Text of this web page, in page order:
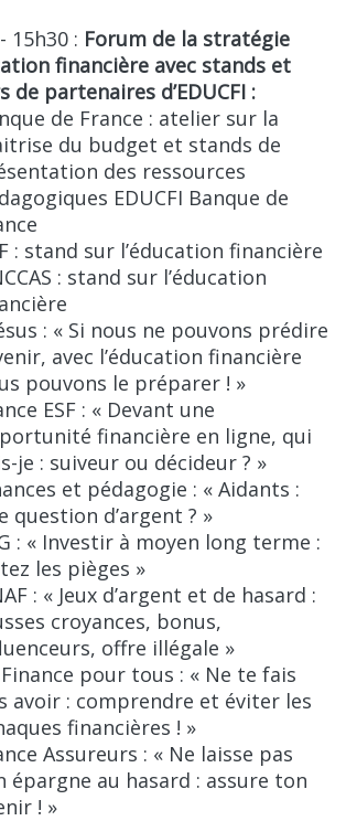
15h30 : Forum de la stratégie
financière avec stands et
de partenaires d’EDUCFI :
de France : atelier sur la
du budget et stands de
des ressources
EDUCFI Banque de
: stand sur l’éducation financière
: stand sur l’éducation
: « Si nous ne pouvons prédire
avec l’éducation financière
pouvons le préparer ! »
ESF : « Devant une
financière en ligne, qui
je : suiveur ou décideur ? »
et pédagogie : « Aidants :
question d’argent ? »
: « Investir à moyen long terme :
les pièges »
: « Jeux d’argent et de hasard :
croyances, bonus,
offre illégale »
pour tous : « Ne te fais
avoir : comprendre et éviter les
financières ! »
Assureurs : « Ne laisse pas
épargne au hasard : assure ton
! »